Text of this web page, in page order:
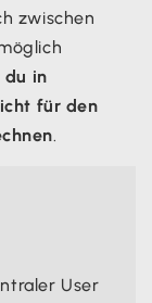
zwischen
du in
für den
.
User